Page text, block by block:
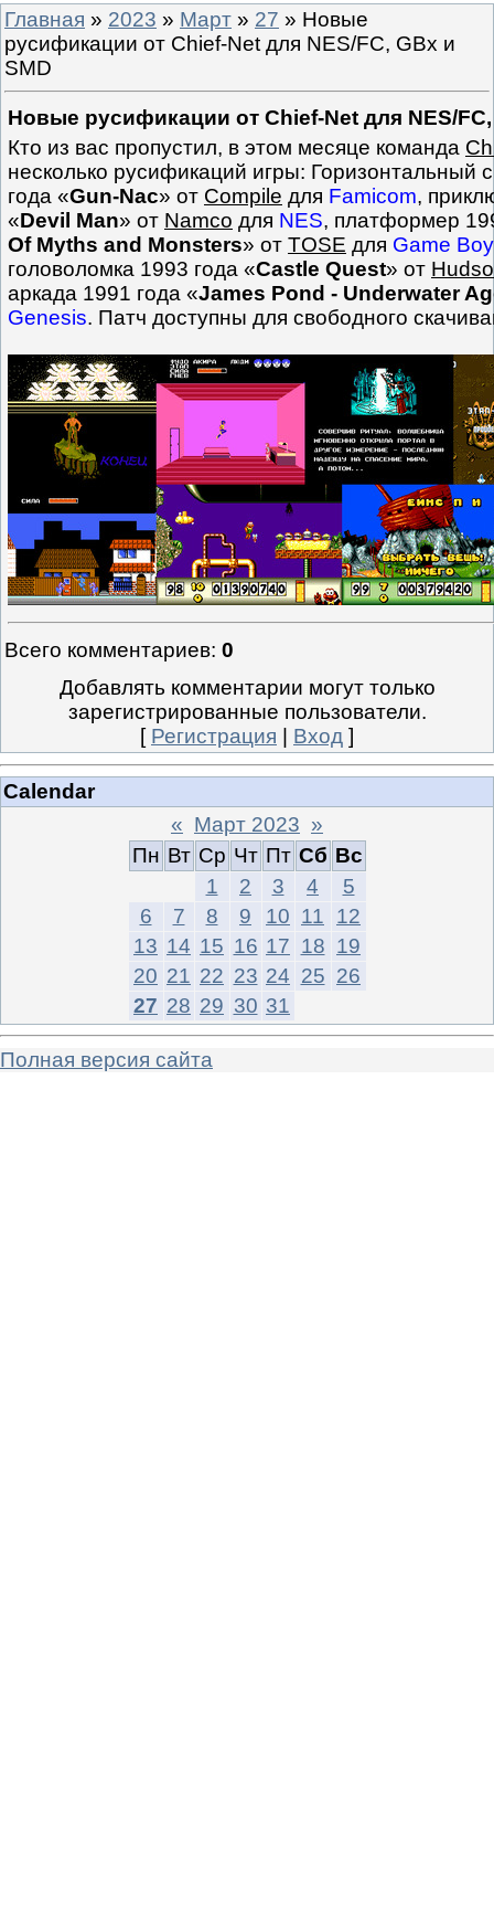
Главная » 2023 » Март » 27 » Новые
русификации от Chief-Net для NES/FC, GBx и
SMD
Новые русификации от Chief-Net для NES/
Кто из вас пропустил, в этом месяце команда
несколько русификаций игры: Горизонтальный
года «Gun-Nac» от Compile для Famicom,
«Devil Man» от Namco для NES, платформер
Of Myths and Monsters» от TOSE для Game Boy
головоломка 1993 года «Castle Quest» от
аркада 1991 года «James Pond - Underwater
Genesis. Патч доступны для свободного
Всего комментариев: 0
Добавлять комментарии могут только
зарегистрированные пользователи.
[ Регистрация Вход ]
Calendar
« Март 2023 »
Пн Вт Ср Чт Пт Сб Вс
1
2 3 4
5
6
7 8 9 10 11
12
13 14 15 16 17 18 19
20 21 22 23 24 25 26
27 28 29 30 31
Полная версия сайта